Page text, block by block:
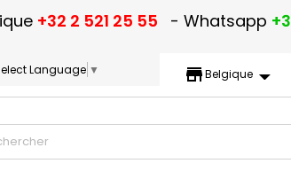
+32 2 521 25 55 - Whatsapp
Language ▼ Belgique